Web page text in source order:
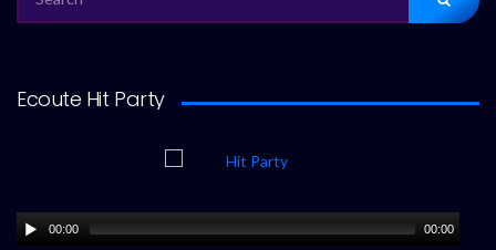
FOR:
Ecoute Hit Party
00:00 00:00